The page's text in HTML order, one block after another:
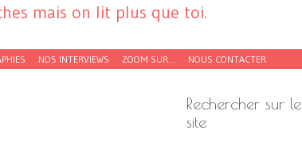
mais on lit plus que toi.
NOS INTERVIEWS ZOOM SUR… NOUS CONTACTER
Rechercher sur le
site